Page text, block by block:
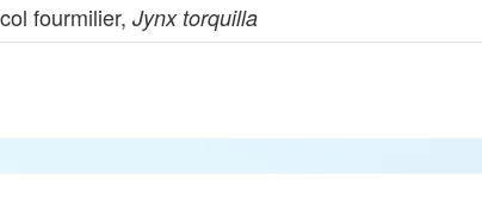
fourmilier,Jynx torquilla